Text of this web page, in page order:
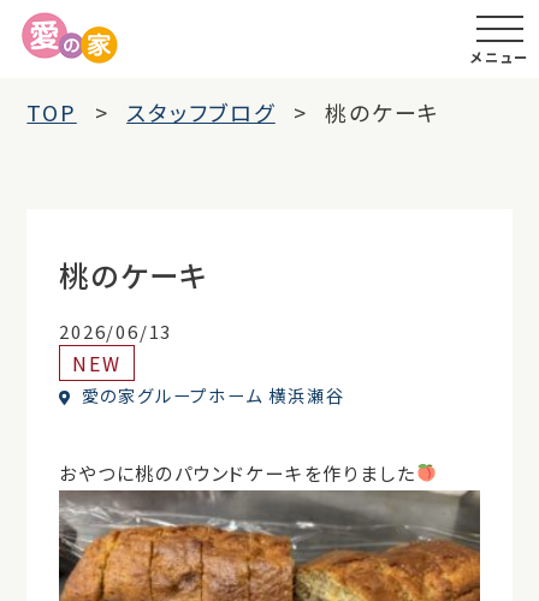
メニュー
TOP スタッフブログ 桃のケーキ
桃のケーキ
2026/06/13
NEW
愛の家グループホーム 横浜瀬谷
おやつに桃のパウンドケーキを作りました